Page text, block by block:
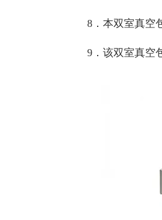
8．本双室真空
9．该双室真空